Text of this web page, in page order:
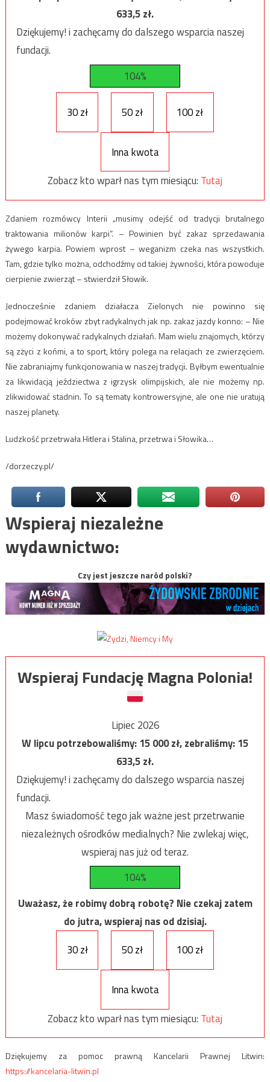
633,5zł.
Dziękujemy! i zachęcamy do dalszego wsparcia naszej
fundacji.
104%
30 zł 50 zł 100 zł
Inna kwota
Zobacz kto wparł nas tym miesiącu: Tutaj
Zdaniem rozmówcy Interii „musimy odejść od tradycji brutalnego
traktowania milionów karpi”. – Powinien być zakaz sprzedawania
żywego karpia. Powiem wprost – weganizm czeka nas wszystkich.
Tam, gdzie tylko można, odchodźmy od takiej żywności, która powoduje
cierpienie zwierząt – stwierdził Słowik.
Jednocześnie zdaniem działacza Zielonych nie powinno się
podejmować kroków zbyt radykalnych jak np. zakaz jazdy konno: – Nie
możemy dokonywać radykalnych działań. Mam wielu znajomych, którzy
są zżyci z końmi, a to sport, który polega na relacjach ze zwierzęciem.
Nie zabraniajmy funkcjonowania w naszej tradycji. Byłbym ewentualnie
za likwidacją jeździectwa z igrzysk olimpijskich, ale nie możemy np.
zlikwidować stadnin. To są tematy kontrowersyjne, ale one nie uratują
naszej planety.
Ludzkość przetrwała Hitlera i Stalina, przetrwa i Słowika…
/dorzeczy.pl/
Wspieraj niezależne
wydawnictwo:
Czy jest jeszcze naród polski?
Wspieraj Fundację Magna Polonia!
Lipiec 2026
W lipcu potrzebowaliśmy:15 000zł, zebraliśmy:15
633,5zł.
Dziękujemy! i zachęcamy do dalszego wsparcia naszej
fundacji.
Masz świadomość tego jak ważne jest przetrwanie
niezależnych ośrodków medialnych? Nie zwlekaj więc,
wspieraj nas już od teraz.
104%
Uważasz, że robimy dobrą robotę? Nie czekaj zatem
do jutra, wspieraj nas od dzisiaj.
30 zł
50 zł 100 zł
Inna kwota
Zobacz kto wparł nas tym miesiącu: Tutaj
Dziękujemy za pomoc prawną Kancelarii Prawnej Litwin:
https://kancelaria-litwin.pl